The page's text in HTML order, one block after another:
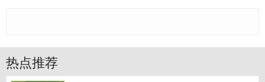
热点推荐